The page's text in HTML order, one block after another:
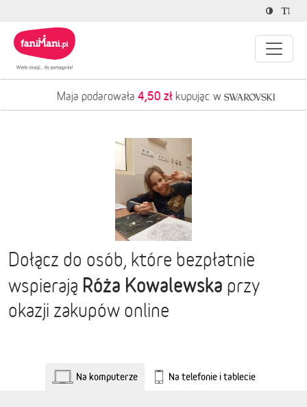
Maja podarowała4,50 złkupując w
Dołącz do osób, które bezpłatnie
wspierają Róża Kowalewska przy
okazji zakupów online
Na komputerze Na telefonie i tablecie